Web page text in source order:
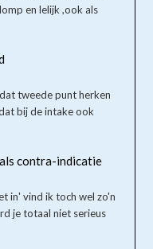
en lelijk ,ook als
tweede punt herken
bij de intake ook
contra-indicatie
in' vind ik toch wel zo'n
je totaal niet serieus